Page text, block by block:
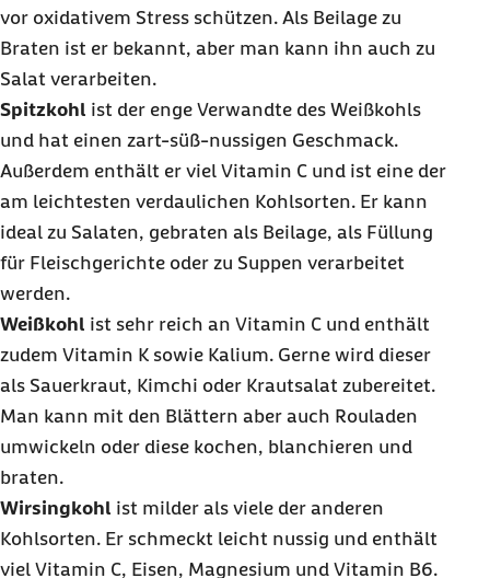
vor oxidativem Stress schützen. Als Beilage zu
Braten ist er bekannt, aber man kann ihn auch zu
Salat verarbeiten.
Spitzkohl ist der enge Verwandte des Weißkohls
und hat einen zart-süß-nussigen Geschmack.
Außerdem enthält er viel Vitamin C und ist eine der
am leichtesten verdaulichen Kohlsorten. Er kann
ideal zu Salaten, gebraten als Beilage, als Füllung
für Fleischgerichte oder zu Suppen verarbeitet
werden.
Weißkohl ist sehr reich an Vitamin C und enthält
zudem Vitamin K sowie Kalium. Gerne wird dieser
als Sauerkraut, Kimchi oder Krautsalat zubereitet.
Man kann mit den Blättern aber auch Rouladen
umwickeln oder diese kochen, blanchieren und
braten.
Wirsingkohl ist milder als viele der anderen
Kohlsorten. Er schmeckt leicht nussig und enthält
viel Vitamin C, Eisen, Magnesium und Vitamin B6.